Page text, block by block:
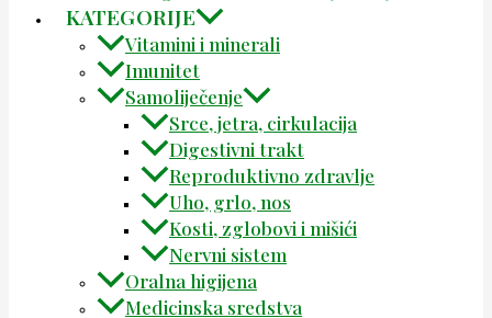
KATEGORIJE
Vitamini i minerali
Imunitet
Samoliječenje
Srce, jetra, cirkulacija
Digestivni trakt
Reproduktivno zdravlje
Uho, grlo, nos
Kosti, zglobovi i mišići
Nervni sistem
Oralna higijena
Medicinska sredstva